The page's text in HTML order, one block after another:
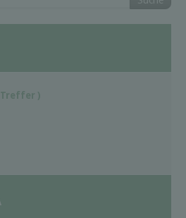
Treffer )